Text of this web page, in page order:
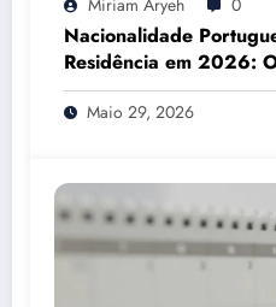
Nacionalidade
Residência em 2026:
Mesmo
Maio 29, 2026